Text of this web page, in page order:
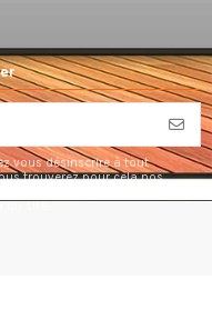
vous désinscrire à tout
trouverez pour cela nos
du site.